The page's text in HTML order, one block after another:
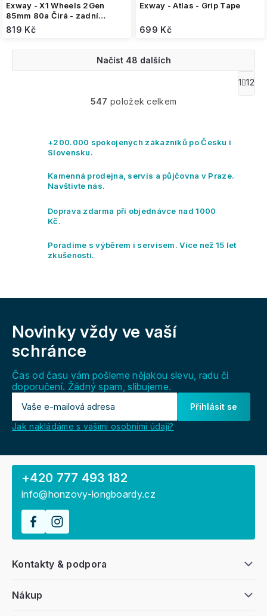
Exway - X1 Wheels 2Gen
85mm 80a Čirá - zadní
kolečka (2ks)
819 Kč
Exway - Atlas - Grip Tape
699 Kč
l
a
p
k
y
ý
Načíst 48 dalších
t
1
12
547 položek celkem
+200.000 spokojených zákazníků po Česku i
Slovensku.
Kamenná prodejna, servis a půjčovna v Praze.
Navštivte nás.
Doprava zdarma při objednávce nad 1000
Kč.
Poradíme s výběrem i servisem. Více než 15 let
zkušeností.
Novinky vždy ve vaší
schránce
Čas od času vám pošleme nějakou slevu, radu či
doporučení. Žádný spam, slibujeme.
Přihlásit se
Jak nakládáme s vašimi osobními údaji?
Nákup
Kontakty & podpora
+420 777 493 182
info@honzovy-longboardy.cz